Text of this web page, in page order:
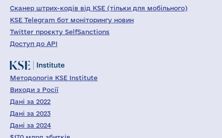
Сканер штрих-кодів від KSE (тільки для мобільного)
KSE Telegram бот моніторингу новин
Twitter проєкту SelfSanctions
Доступ до API
Методологія KSE Institute
Виходи з Росії
Дані за 2022
Дані за 2023
Дані за 2024